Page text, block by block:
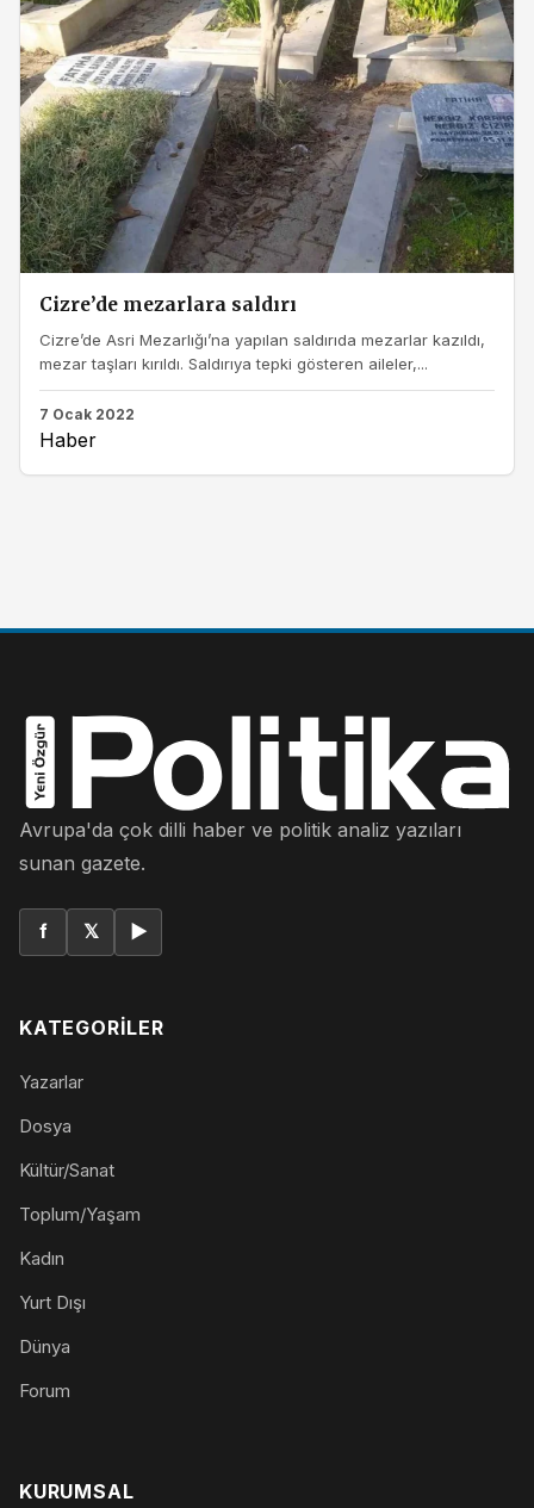
Cizre’de mezarlara saldırı
Cizre’de Asri Mezarlığı’na yapılan saldırıda mezarlar kazıldı,
mezar taşları kırıldı. Saldırıya tepki gösteren aileler,...
7 Ocak 2022
Haber
Avrupa'da çok dilli haber ve politik analiz yazıları
sunan gazete.
f 𝕏 ▶
KATEGORILER
Yazarlar
Dosya
Kültür/Sanat
Toplum/Yaşam
Kadın
Yurt Dışı
Dünya
Forum
KURUMSAL